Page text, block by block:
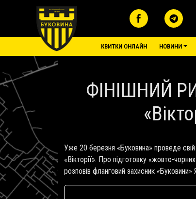
Перейти до основного вмісту
основне меню
КВИТКИ ОНЛАЙН НОВИНИ
ФІНІШНИЙ
Уже 20 березня «Буковина» проведе свій
«Вікторії». Про підготовку «жовто-
розповів фланговий захисник